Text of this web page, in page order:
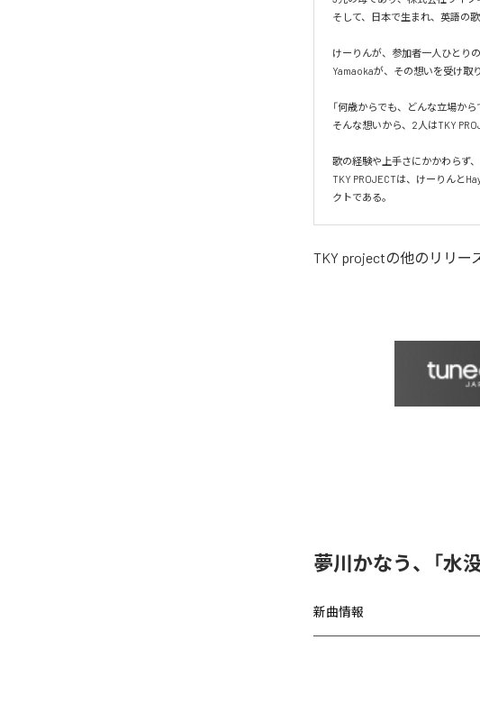
そして、日本で生まれ、英語の
けーりんが、参加者一人ひとり
Yamaokaが、その想いを受け取
「何歳からでも、どんな立場か
そんな想いから、2人はTKY
歌の経験や上手さにかかわらず
TKY PROJECTは、けーりんと
クトである。
TKY projectの他のリリー
夢川かなう、「水
新曲情報